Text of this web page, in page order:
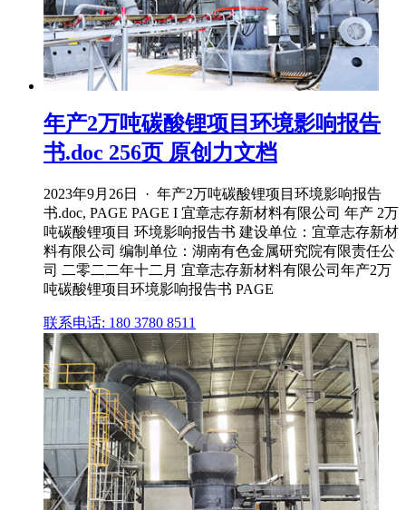
年产2万吨碳酸锂项目环境影响报告
书.doc 256页 原创力文档
2023年9月26日 · 年产2万吨碳酸锂项目环境影响报告
书.doc, PAGE PAGE I 宜章志存新材料有限公司 年产 2万
吨碳酸锂项目 环境影响报告书 建设单位：宜章志存新材
料有限公司 编制单位：湖南有色金属研究院有限责任公
司 二零二二年十二月 宜章志存新材料有限公司年产2万
吨碳酸锂项目环境影响报告书 PAGE
联系电话: 180 3780 8511